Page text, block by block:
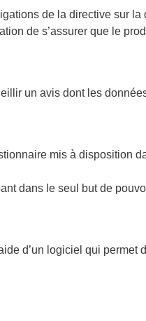
de la directive sur
de s’assurer que le
un avis dont les
mis à disposition
dans le seul but de
d’un logiciel qui